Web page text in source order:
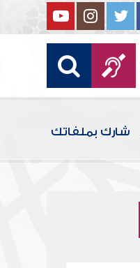
شارك بملفاتك